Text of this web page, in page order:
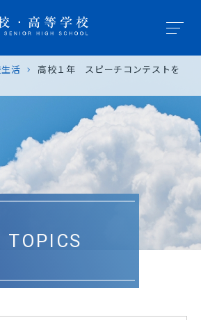
活
高校１年 スピーチコンテストを
TOPICS